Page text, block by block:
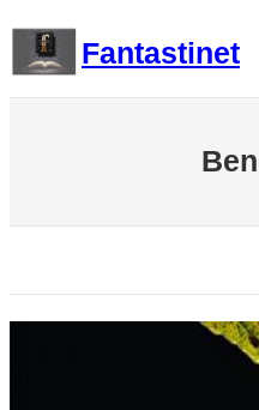
contenu
Fantastinet